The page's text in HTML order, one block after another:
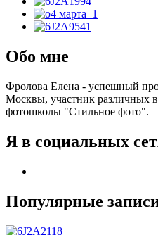
Обо мне
Фролова Елена - успешный
Москвы, участник различных
фотошколы "Стильное фото".
Я в социальных
Популярные